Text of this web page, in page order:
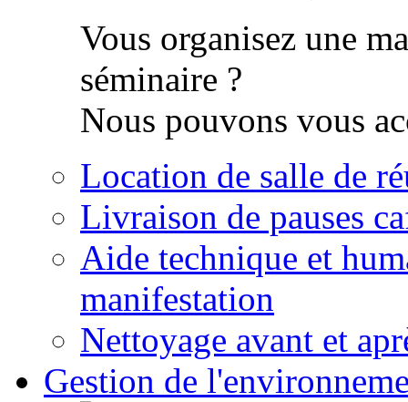
Vous organisez une
séminaire ?
Nous pouvons vous
Location de salle de
Livraison de pauses
Aide technique et
manifestation
Nettoyage avant et
Gestion de